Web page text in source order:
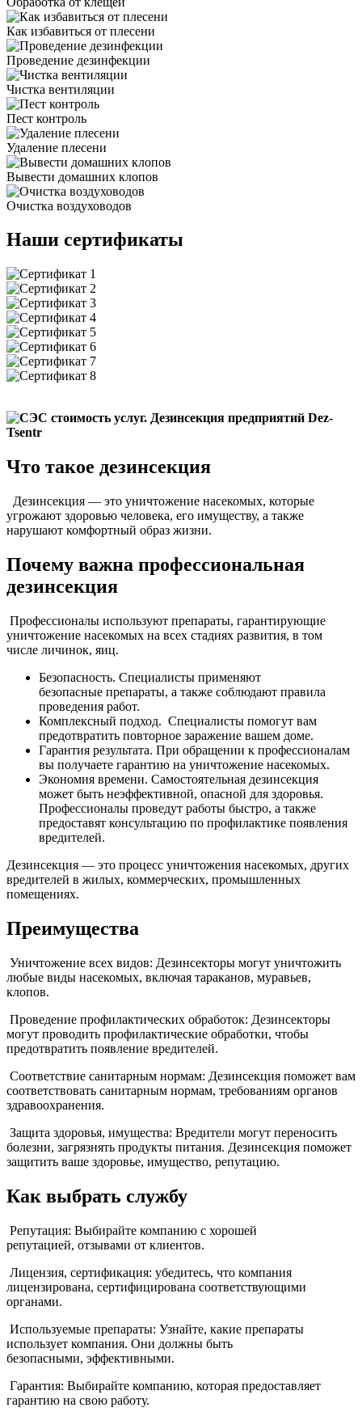
Как избавиться от плесени
Проведение дезинфекции
Чистка вентиляции
Пест контроль
Удаление плесени
Вывести домашних клопов
Очистка воздуховодов
Наши сертификаты
Что такое дезинсекция
Дезинсекция — это уничтожение насекомых, которые
угрожают здоровью человека, его имуществу, а также
нарушают комфортный образ жизни.
Почему важна профессиональная
дезинсекция
Профессионалы используют препараты, гарантирующие
уничтожение насекомых на всех стадиях развития, в том
числе личинок, яиц.
Безопасность. Специалисты применяют
безопасные препараты, а также соблюдают правила
проведения работ.
Комплексный подход. Специалисты помогут вам
предотвратить повторное заражение вашем доме.
Гарантия результата. При обращении к профессионалам
вы получаете гарантию на уничтожение насекомых.
Экономия времени. Самостоятельная дезинсекция
может быть неэффективной, опасной для здоровья.
Профессионалы проведут работы быстро, а также
предоставят консультацию по профилактике появления
вредителей.
Дезинсекция — это процесс уничтожения насекомых, других
вредителей в жилых, коммерческих, промышленных
помещениях.
Преимущества
Уничтожение всех видов: Дезинсекторы могут уничтожить
любые виды насекомых, включая тараканов, муравьев,
клопов.
Проведение профилактических обработок: Дезинсекторы
могут проводить профилактические обработки, чтобы
предотвратить появление вредителей.
Соответствие санитарным нормам: Дезинсекция поможет вам
соответствовать санитарным нормам, требованиям органов
здравоохранения.
Защита здоровья, имущества: Вредители могут переносить
болезни, загрязнять продукты питания. Дезинсекция поможет
защитить ваше здоровье, имущество, репутацию.
Как выбрать службу
Репутация: Выбирайте компанию с хорошей
репутацией, отзывами от клиентов.
Лицензия, сертификация: убедитесь, что компания
лицензирована, сертифицирована соответствующими
органами.
Используемые препараты: Узнайте, какие препараты
использует компания. Они должны быть
безопасными, эффективными.
Гарантия: Выбирайте компанию, которая предоставляет
гарантию на свою работу.